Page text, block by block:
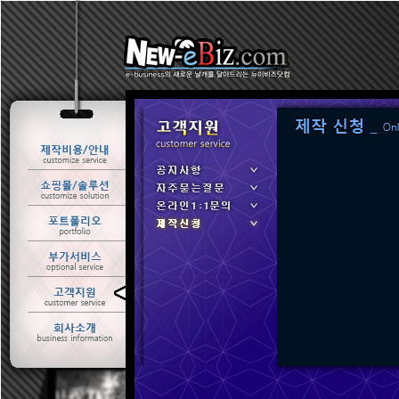
ㆍ 공지사항
ㆍ 자주묻는질문
ㆍ 온라인1:1문의
ㆍ 제작신청